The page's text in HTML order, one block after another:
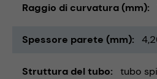
Raggio di curvatura (mm)
Spessore parete (mm)
Struttura del tubo tubo